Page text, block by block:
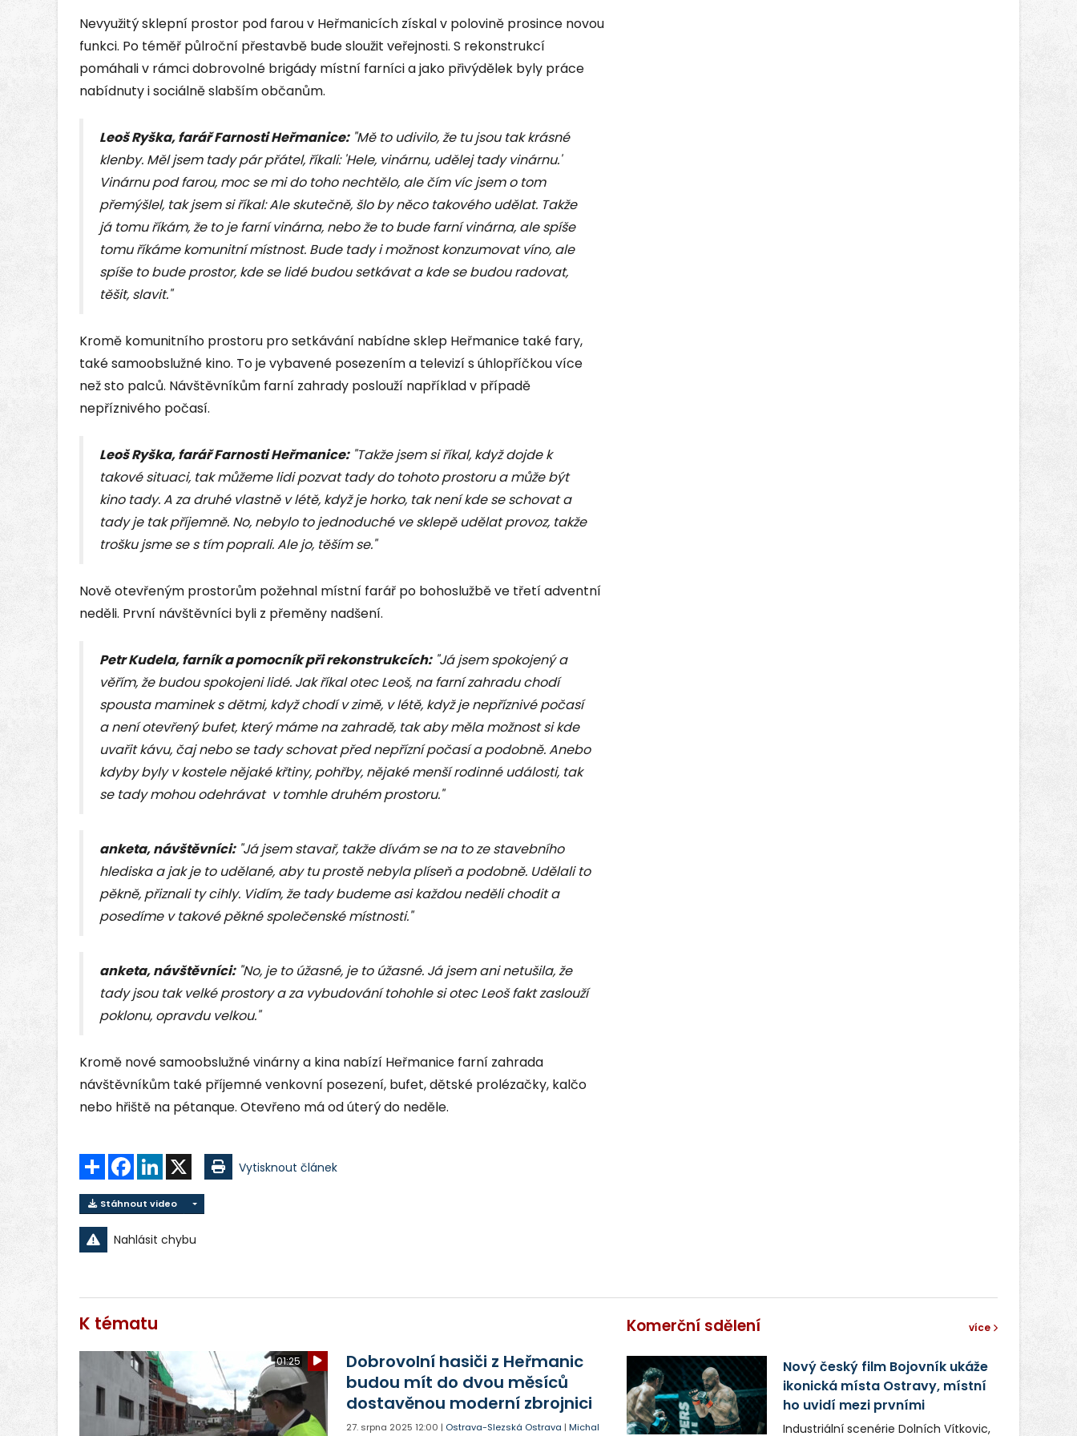
Nevyužitý sklepní prostor pod farou v Heřmanicích získal v polovině prosince novou
funkci. Po téměř půlroční přestavbě bude sloužit veřejnosti. S rekonstrukcí
pomáhali v rámci dobrovolné brigády místní farníci a jako přivýdělek byly práce
nabídnuty i sociálně slabším občanům.
Leoš Ryška, farář Farnosti Heřmanice:"Mě to udivilo, že tu jsou tak krásné
klenby. Měl jsem tady pár přátel, říkali: 'Hele, vinárnu, udělej tady vinárnu.'
Vinárnu pod farou, moc se mi do toho nechtělo, ale čím víc jsem o tom
přemýšlel, tak jsem si říkal: Ale skutečně, šlo by něco takového udělat. Takže
já tomu říkám, že to je farní vinárna, nebo že to bude farní vinárna, ale spíše
tomu říkáme komunitní místnost. Bude tady i možnost konzumovat víno, ale
spíše to bude prostor, kde se lidé budou setkávat a kde se budou radovat,
těšit, slavit."
Kromě komunitního prostoru pro setkávání nabídne sklep Heřmanice také fary,
také samoobslužné kino. To je vybavené posezením a televizí s úhlopříčkou více
než sto palců. Návštěvníkům farní zahrady poslouží například v případě
nepříznivého počasí.
Leoš Ryška, farář Farnosti Heřmanice:"Takže jsem si říkal, když dojde k
takové situaci, tak můžeme lidi pozvat tady do tohoto prostoru a může být
kino tady. A za druhé vlastně v létě, když je horko, tak není kde se schovat a
tady je tak příjemně. No, nebylo to jednoduché ve sklepě udělat provoz, takže
trošku jsme se s tím poprali. Ale jo, těším se."
Nově otevřeným prostorům požehnal místní farář po bohoslužbě ve třetí adventní
neděli. První návštěvníci byli z přeměny nadšení.
Petr Kudela, farník a pomocník při rekonstrukcích:"Já jsem spokojený a
věřím, že budou spokojeni lidé. Jak říkal otec Leoš, na farní zahradu chodí
spousta maminek s dětmi, když chodí v zimě, v létě, když je nepříznivé počasí
a není otevřený bufet, který máme na zahradě, tak aby měla možnost si kde
uvařit kávu, čaj nebo se tady schovat před nepřízní počasí a podobně. Anebo
kdyby byly v kostele nějaké křtiny, pohřby, nějaké menší rodinné události, tak
se tady mohou odehrávat v tomhle druhém prostoru."
anketa, návštěvníci:"Já jsem stavař, takže dívám se na to ze stavebního
hlediska a jak je to udělané, aby tu prostě nebyla plíseň a podobně. Udělali to
pěkně, přiznali ty cihly. Vidím, že tady budeme asi každou neděli chodit a
posedíme v takové pěkné společenské místnosti."
anketa, návštěvníci:"No, je to úžasné, je to úžasné. Já jsem ani netušila, že
tady jsou tak velké prostory a za vybudování tohohle si otec Leoš fakt zaslouží
poklonu, opravdu velkou."
Kromě nové samoobslužné vinárny a kina nabízí Heřmanice farní zahrada
návštěvníkům také příjemné venkovní posezení, bufet, dětské prolézačky, kalčo
nebo hřiště na pétanque. Otevřeno má od úterý do neděle.
Sdílet FacebookLinkedIn Vytisknout článek
Stáhnout video
Nahlásit chybu
K tématu
01:25
Dobrovolní hasiči z Heřmanic
budou mít do dvou měsíců
dostavěnou moderní zbrojnici
27. srpna 2025 12:00 | Ostrava-Slezská Ostrava |Michal
Komerční sdělení více
Nový český film Bojovník ukáže
ikonická místa Ostravy, místní
ho uvidí mezi prvními
Industriální scenérie Dolních Vítkovic,